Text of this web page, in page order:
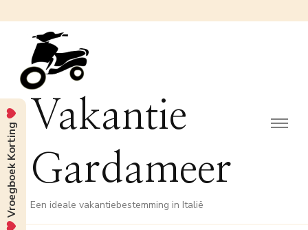
Vakantie
Gardameer
Een ideale vakantiebestemming in Italië
Vroegboek Korting